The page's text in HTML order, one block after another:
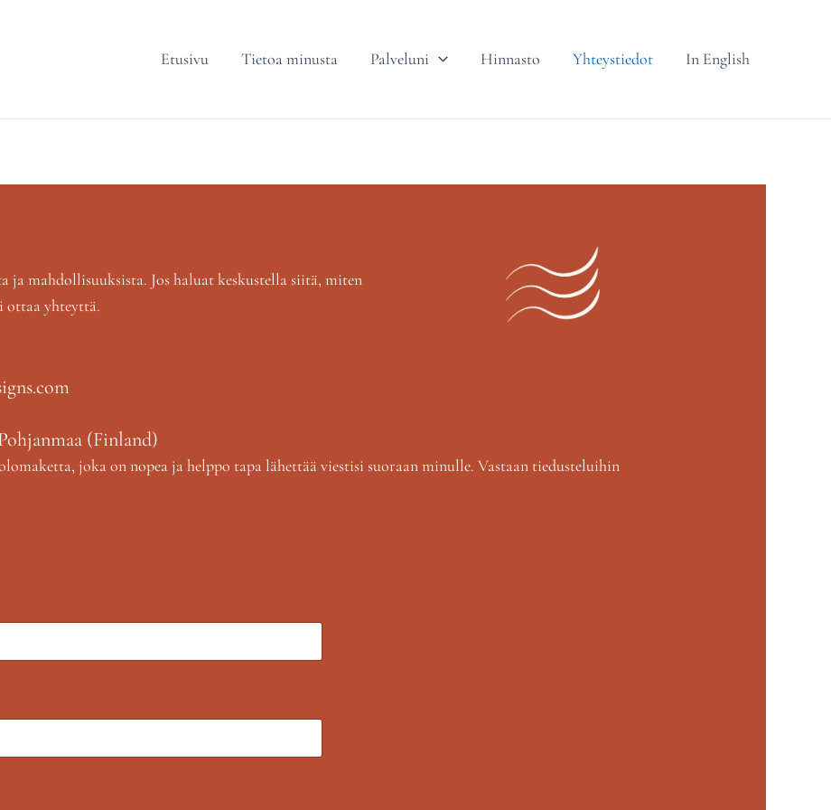
Etusivu Tietoa minusta Palveluni Hinnasto Yhteystiedot In English
ja mahdollisuuksista. Jos haluat keskustella siitä, miten
ottaa yhteyttä.
(Finland)
joka on nopea ja helppo tapa lähettää viestisi suoraan minulle. Vastaan tiedusteluihin